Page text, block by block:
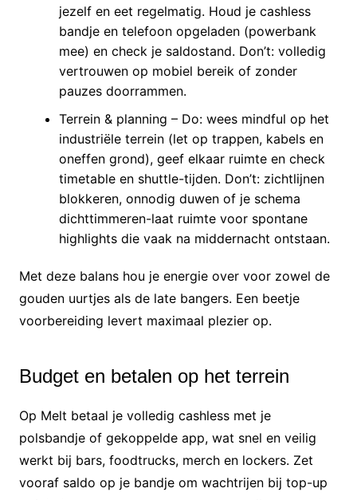
jezelf en eet regelmatig. Houd je cashless
bandje en telefoon opgeladen (powerbank
mee) en check je saldostand. Don’t: volledig
vertrouwen op mobiel bereik of zonder
pauzes doorrammen.
Terrein & planning – Do: wees mindful op het
industriële terrein (let op trappen, kabels en
oneffen grond), geef elkaar ruimte en check
timetable en shuttle-tijden. Don’t: zichtlijnen
blokkeren, onnodig duwen of je schema
dichttimmeren-laat ruimte voor spontane
highlights die vaak na middernacht ontstaan.
Met deze balans hou je energie over voor zowel de
gouden uurtjes als de late bangers. Een beetje
voorbereiding levert maximaal plezier op.
Budget en betalen op het terrein
Op Melt betaal je volledig cashless met je
polsbandje of gekoppelde app, wat snel en veilig
werkt bij bars, foodtrucks, merch en lockers. Zet
vooraf saldo op je bandje om wachtrijen bij top-up